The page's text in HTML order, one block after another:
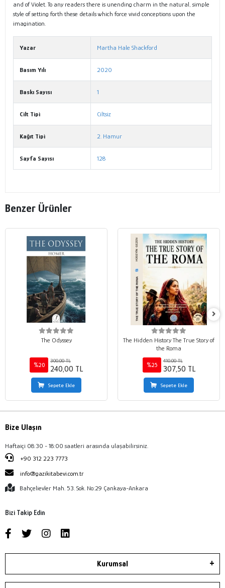
and of Violet. To any readers there is unending charm in the natural, simple
style of setting forth these details which force vivid conceptions upon the
imagination.
Yazar Martha Hale Shackford
Basım Yılı 2020
Baskı Sayısı 1
Cilt Tipi Ciltsiz
Kağıt Tipi 2. Hamur
Sayfa Sayısı 128
Benzer Ürünler
The Odyssey
%20
300,00 TL
240,00 TL
Sepete Ekle
The Hidden History The True Story of
the Roma
%25
410,00 TL
307,50 TL
Sepete Ekle
Bize Ulaşın
Haftaiçi 08:30 - 18:00 saatleri arasında ulaşabilirsiniz.
+90 312 223 7773
info@gazikitabevi.com.tr
Bahçelievler Mah. 53. Sok. No:29 Çankaya-Ankara
Bizi Takip Edin
Kurumsal